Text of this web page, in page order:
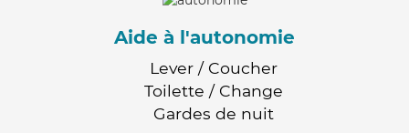
Aide à l'autonomie
Lever / Coucher
Toilette / Change
Gardes de nuit